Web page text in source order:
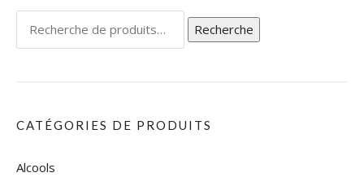
Recherche
CATÉGORIES DE PRODUITS
Alcools